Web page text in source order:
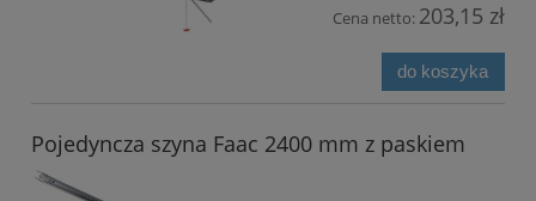
Cena netto: 203,15 zł
do koszyka
Pojedyncza szyna Faac 2400 mm z paskiem